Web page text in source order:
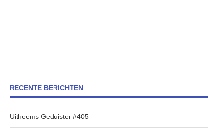
RECENTE BERICHTEN
Uitheems Geduister #405